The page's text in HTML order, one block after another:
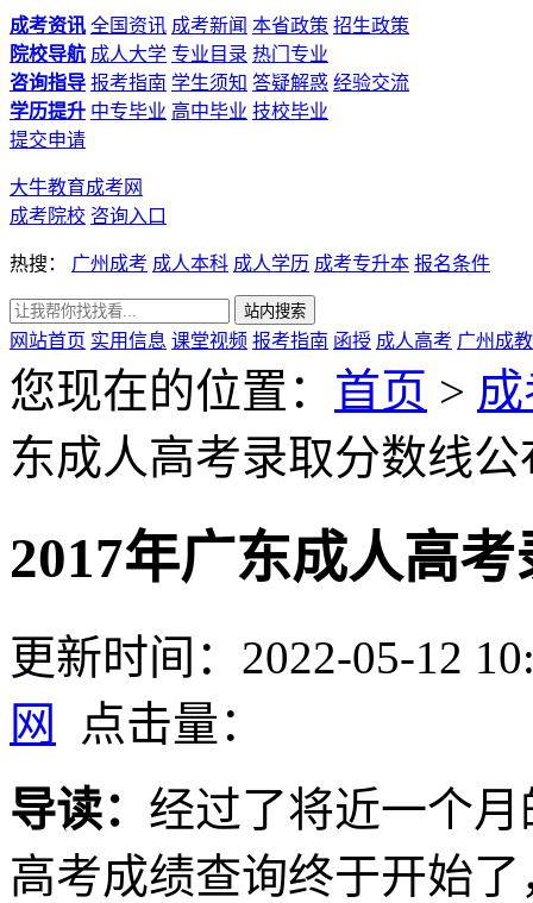
成考资讯 全国资讯 成考新闻 本省政策 招生政策
院校导航 成人大学 专业目录 热门专业
咨询指导 报考指南 学生须知 答疑解惑 经验交流
学历提升 中专毕业 高中毕业 技校毕业
提交申请
大牛教育成考网
成考院校 咨询入口
热搜： 广州成考 成人本科 成人学历 成考专升本 报名条件
网站首页 实用信息 课堂视频 报考指南 函授 成人高考 广州成教
您现在的位置： 首页 >
东成人高考录取分数线公
2017年广东成人高
更新时间：2022-05-12
网
点击量：
导读： 经过了将近一个
高考成绩查询终于开始